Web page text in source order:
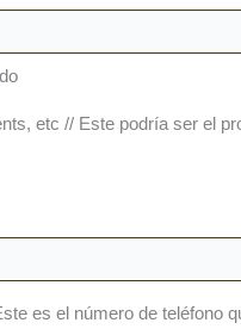
etc // Este podría ser el
es el número de teléfono